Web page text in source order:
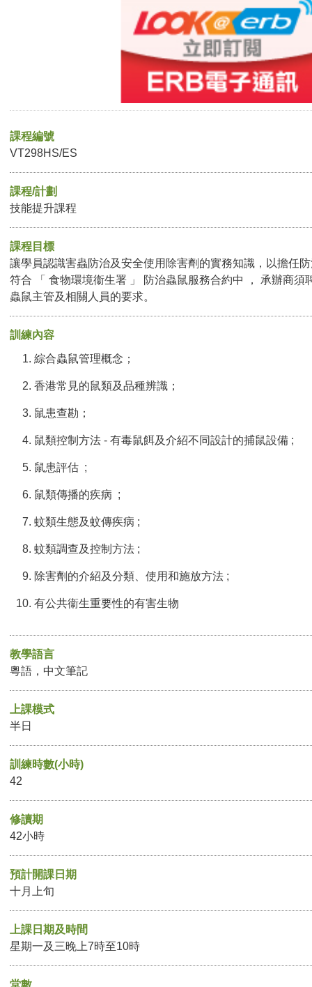
課程編號
VT298HS/ES
課程/計劃
技能提升課程
課程目標
讓學員認識害蟲防治及安全使用除害劑的實務知識，以擔任
符合 「 食物環境衞生署 」 防治蟲鼠服務合約中 ， 承辦商須
蟲鼠主管及相關人員的要求。
訓練內容
綜合蟲鼠管理概念；
香港常見的鼠類及品種辨識；
鼠患查勘；
鼠類控制方法 - 有毒鼠餌及介紹不同設計的捕鼠設備 ;
鼠患評估 ;
鼠類傳播的疾病 ;
蚊類生態及蚊傳疾病 ;
蚊類調查及控制方法 ;
除害劑的介紹及分類、使用和施放方法 ;
有公共衞生重要性的有害生物
教學語言
粵語，中文筆記
上課模式
半日
訓練時數(小時)
42
修讀期
42小時
預計開課日期
十月上旬
上課日期及時間
星期一及三晚上7時至10時